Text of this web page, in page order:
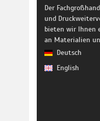
Der
und
bieten wir Ihnen
an Materialien
Deutsch
English